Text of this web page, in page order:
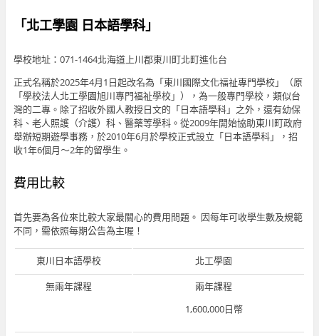
「北工學園 日本語學科」
學校地址： 071-1464北海道上川郡東川町北町進化台
正式名稱於2025年4月1日起改名為「東川國際文化福祉專門學校」（原
「學校法人北工學園旭川專門福祉學校」），為一般專門學校，類似台
灣的二專。除了招收外國人教授日文的「日本語學科」之外，還有幼保
科、老人照護（介護）科、醫藥等學科。從2009年開始協助東川町政府
舉辦短期遊學事務，於2010年6月於學校正式設立「日本語學科」，招
收1年6個月～2年的留學生。
費用比較
首先要為各位來比較大家最關心的費用問題。 因每年可收學生數及規範
不同，需依照每期公告為主喔！
東川日本語學校
北工學園
無兩年課程
兩年課程
1,600,000日幣